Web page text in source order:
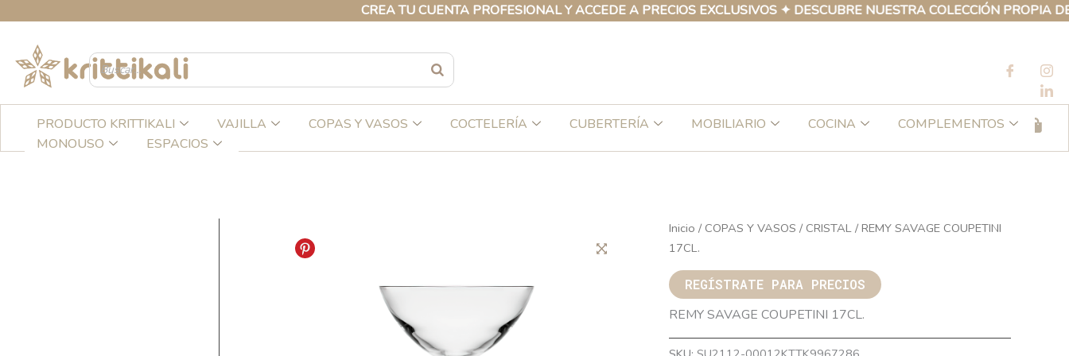
CREA TU CUENTA PROFESIONAL Y ACCEDE A PRECIOS EXCLUSIVOS ✦ DESCUBRE NUESTRA COLECCIÓN PROPIA DE
contenido
PRODUCTO KRITTIKALI VAJILLA COPAS Y VASOS COCTELERÍA CUBERTERÍA MOBILIARIO COCINA
COMPLEMENTOS
MONOUSO
ESPACIOS
Inicio / COPAS Y VASOS / CRISTAL/ REMY SAVAGE COUPETINI
17CL.
REGÍSTRATE PARA PRECIOS
REMY SAVAGE COUPETINI 17CL.